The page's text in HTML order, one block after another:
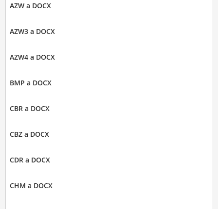
AZW a DOCX
AZW3 a DOCX
AZW4 a DOCX
BMP a DOCX
CBR a DOCX
CBZ a DOCX
CDR a DOCX
CHM a DOCX